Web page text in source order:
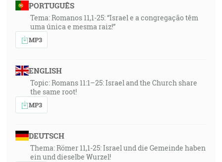
PORTUGUÊS
Tema: Romanos 11,1-25: “Israel e a congregação têm
uma única e mesma raiz!”
MP3
ENGLISH
Topic: Romans 11:1–25: Israel and the Church share
the same root!
MP3
DEUTSCH
Thema: Römer 11,1-25: Israel und die Gemeinde haben
ein und dieselbe Wurzel!